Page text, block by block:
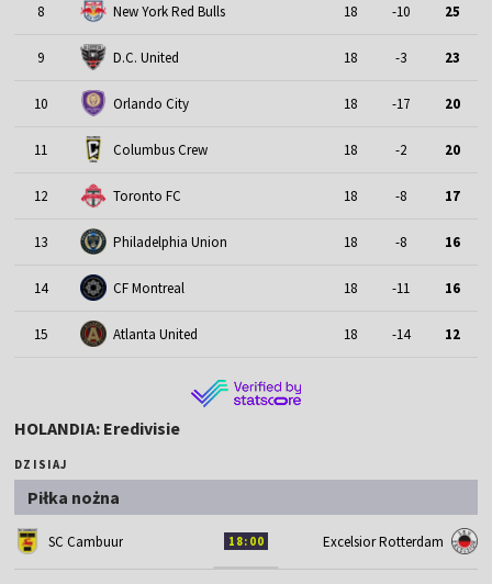
8 New York Red Bulls 18 -10 25
9 D.C. United 18 -3 23
10 Orlando City 18 -17 20
11 Columbus Crew 18 -2 20
12 Toronto FC 18 -8 17
13 Philadelphia Union 18 -8 16
14 CF Montreal 18 -11 16
15 Atlanta United 18 -14 12
HOLANDIA: Eredivisie
DZISIAJ
Piłka nożna
SC Cambuur 18:00 Excelsior Rotterdam